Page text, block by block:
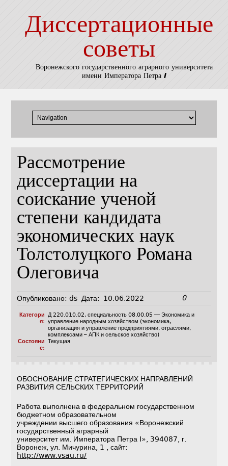
Диссертационные
советы
Воронежского государственного аграрного университета
имени Императора Петра I
Рассмотрение
диссертации на
соискание ученой
степени кандидата
экономических наук
Толстолуцкого Романа
Олеговича
Опубликовано: ds Дата: 10.06.2022 0
Категори
я:
Д 220.010.02, специальность 08.00.05 — Экономика и
управление народным хозяйством (экономика,
организация и управление предприятиями, отраслями,
комплексами – АПК и сельское хозяйство)
Состояни
е:
Текущая
ОБОСНОВАНИЕ СТРАТЕГИЧЕСКИХ НАПРАВЛЕНИЙ
РАЗВИТИЯ СЕЛЬСКИХ ТЕРРИТОРИЙ
Работа выполнена в федеральном государственном
бюджетном образовательном
учреждении высшего образования «Воронежский
государственный аграрный
университет им. Императора Петра I», 394087, г.
Воронеж, ул. Мичурина, 1 , сайт:
http://www.vsau.ru/